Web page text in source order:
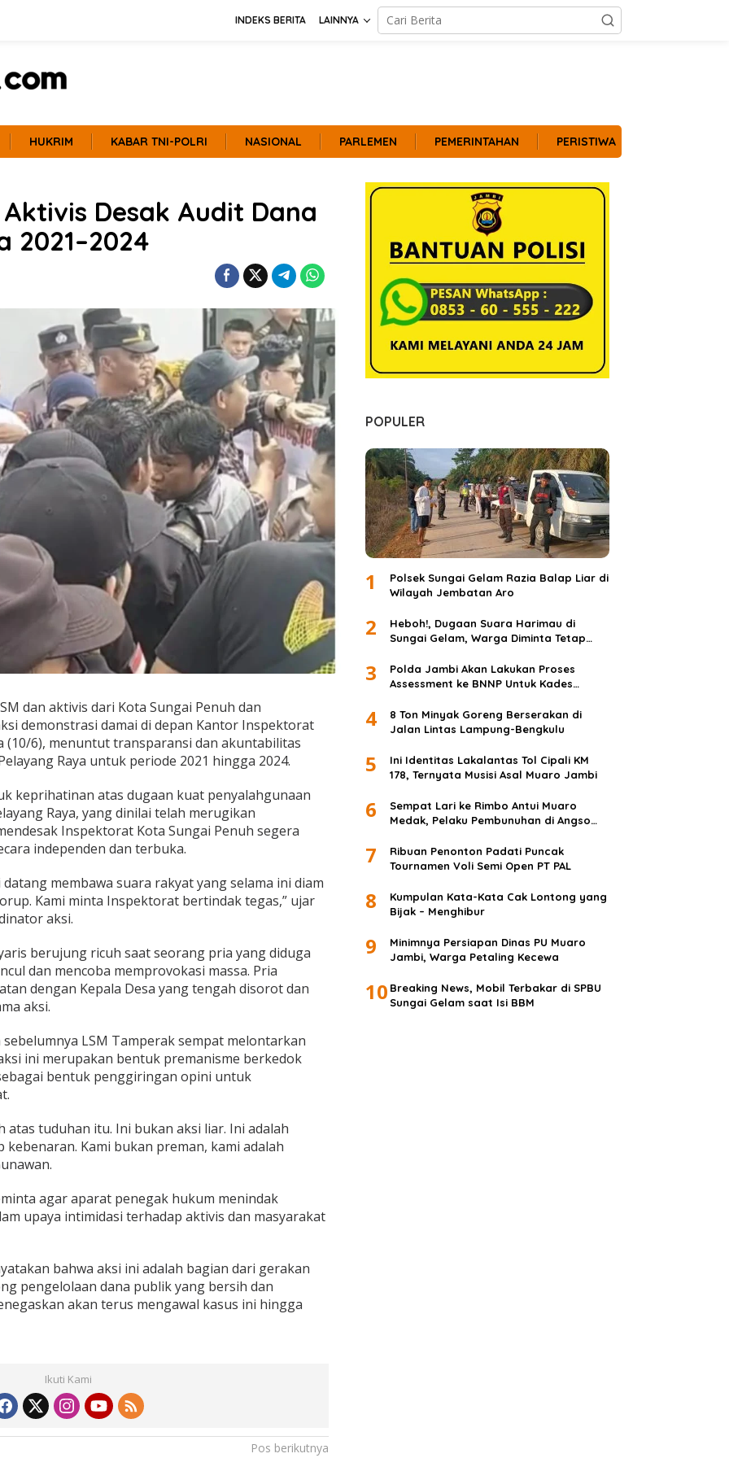
INDEKS BERITA LAINNYA
HUKRIM KABAR TNI-POLRI NASIONAL PARLEMEN PEMERINTAHAN PERISTIWA
Desak Audit Dana
2021–2024
dan aktivis dari Kota Sungai Penuh dan
demonstrasi damai di depan Kantor Inspektorat
(10/6), menuntut transparansi dan akuntabilitas
Raya untuk periode 2021 hingga 2024.
keprihatinan atas dugaan kuat penyalahgunaan
Raya, yang dinilai telah merugikan
Inspektorat Kota Sungai Penuh segera
independen dan terbuka.
membawa suara rakyat yang selama ini diam
Kami minta Inspektorat bertindak tegas,” ujar
aksi.
berujung ricuh saat seorang pria yang diduga
dan mencoba memprovokasi massa. Pria
dengan Kepala Desa yang tengah disorot dan
aksi.
LSM Tamperak sempat melontarkan
ini merupakan bentuk premanisme berkedok
bentuk penggiringan opini untuk
atas tuduhan itu. Ini bukan aksi liar. Ini adalah
Kami bukan preman, kami adalah
agar aparat penegak hukum menindak
upaya intimidasi terhadap aktivis dan masyarakat
bahwa aksi ini adalah bagian dari gerakan
pengelolaan dana publik yang bersih dan
akan terus mengawal kasus ini hingga
Ikuti Kami
Pos berikutnya
POPULER
1
Polsek Sungai Gelam Razia Balap Liar di
Wilayah Jembatan Aro
2
Heboh!, Dugaan Suara Harimau di
Sungai Gelam, Warga Diminta Tetap
3
Polda Jambi Akan Lakukan Proses
Assessment ke BNNP Untuk Kades
4
8 Ton Minyak Goreng Berserakan di
Jalan Lintas Lampung-Bengkulu
5
Ini Identitas Lakalantas Tol Cipali KM
178, Ternyata Musisi Asal Muaro Jambi
6
Sempat Lari ke Rimbo Antui Muaro
Medak, Pelaku Pembunuhan di Angso
7
Ribuan Penonton Padati Puncak
Tournamen Voli Semi Open PT PAL
8
Kumpulan Kata-Kata Cak Lontong yang
Bijak – Menghibur
9
Minimnya Persiapan Dinas PU Muaro
Jambi, Warga Petaling Kecewa
10 Breaking News, Mobil Terbakar di SPBU
Sungai Gelam saat Isi BBM